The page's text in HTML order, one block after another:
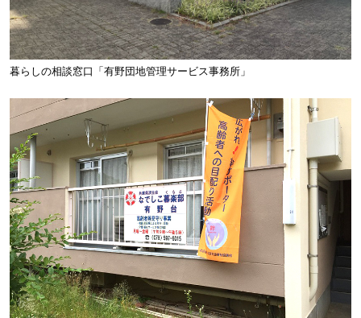
暮らしの相談窓口「有野団地管理サービス事務所」